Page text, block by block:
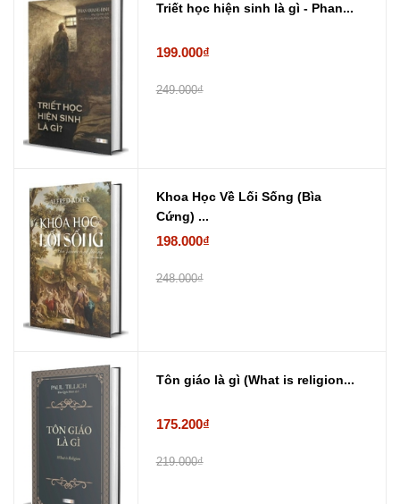
Triết học hiện sinh là gì - Phan...
199.000₫
249.000₫
Khoa Học Về Lối Sống (Bìa
Cứng) ...
198.000₫
248.000₫
Tôn giáo là gì (What is religion...
175.200₫
219.000₫